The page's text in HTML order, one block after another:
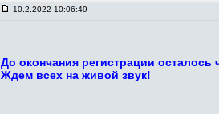
10.2.2022 10:06:49
До окончания регистрации
Ждем всех на живой звук!